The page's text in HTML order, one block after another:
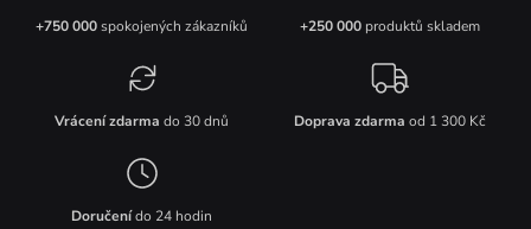
+750 000spokojených zákazníků +250 000produktů skladem
Vrácení zdarma do 30 dnů Doprava zdarma od 1 300 Kč
Doručenído 24 hodin